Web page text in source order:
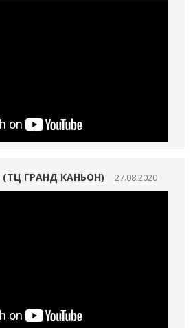
ГРАНД КАНЬОН) 27.08.2020